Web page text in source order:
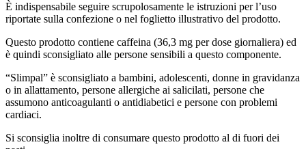
È indispensabile seguire scrupolosamente le istruzioni per l’uso
riportate sulla confezione o nel foglietto illustrativo del prodotto.
Questo prodotto contiene caffeina (36,3 mg per dose giornaliera) ed
è quindi sconsigliato alle persone sensibili a questo componente.
“Slimpal” è sconsigliato a bambini, adolescenti, donne in gravidanza
o in allattamento, persone allergiche ai salicilati, persone che
assumono anticoagulanti o antidiabetici e persone con problemi
cardiaci.
Si sconsiglia inoltre di consumare questo prodotto al di fuori dei